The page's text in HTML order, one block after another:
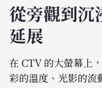
從旁觀到沉
延展
在 CTV 的大螢幕上
彩的溫度、光影的流